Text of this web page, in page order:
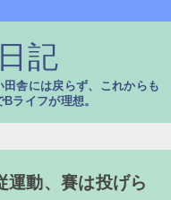
記
舎には戻らず、これからも
ライフが理想。
運動、賽は投げら